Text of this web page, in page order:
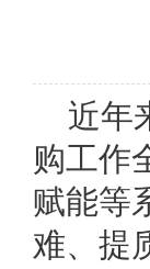
近年
购工作
赋能等
难、提